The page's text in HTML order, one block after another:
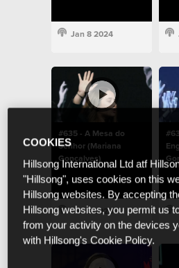
Jan 8 2024
#635 - A Mesa do
Senhor (Mariana
Gonçalves)
Jan 8 2024
COOKIES
Hillsong International Ltd atf
"Hillsong", uses cookies on this
Hillsong websites. By accepting
Hillsong websites, you permit us
from your activity on the devices
with Hillsong's Cookie Policy.